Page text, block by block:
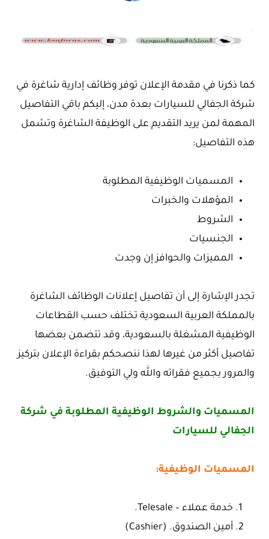
كما ذكرنا في مقدمة الإعلان توفر وظائف إدارية شاغرة في
شركة الجفالي للسيارات بعدة مدن، إليكم باقي التفاصيل
المهمة لمن يريد التقديم على الوظيفة الشاغرة وتشمل
هذه التفاصيل:
المسميات الوظيفية المطلوبة
المؤهلات والخبرات
الشروط
الجنسيات
المميزات والحوافز إن وجدت
تجدر الإشارة إلى أن تفاصيل إعلانات الوظائف الشاغرة
بالمملكة العربية السعودية تختلف حسب القطاعات
الوظيفية المشغلة بالسعودية، وقد تتضمن بعضها
تفاصيل أكثر من غيرها لهذا ننصحكم بقراءة الإعلان بتركيز
والمرور بجميع فقراته والله ولي التوفيق.
المسميات والشروط الوظيفية المطلوبة في شركة
الجفالي للسيارات
المسميات الوظيفية:
خدمة عملاء – Telesale.
أمين الصندوق. (Cashier)